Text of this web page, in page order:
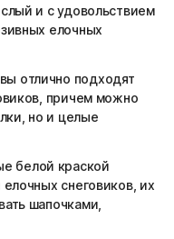
и с удовольствием
елочных
отлично подходят
причем можно
но и целые
белой краской
снеговиков, их
шапочками,